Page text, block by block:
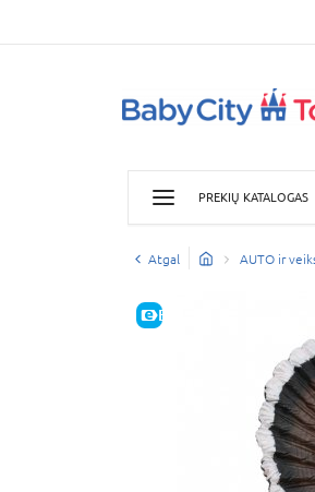
PREKIŲ KATALOGAS
Atgal AUTO ir
E-KAINA